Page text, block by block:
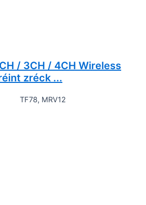
/ 3CH / 4CH Wireless
zréck ...
TF78, MRV12